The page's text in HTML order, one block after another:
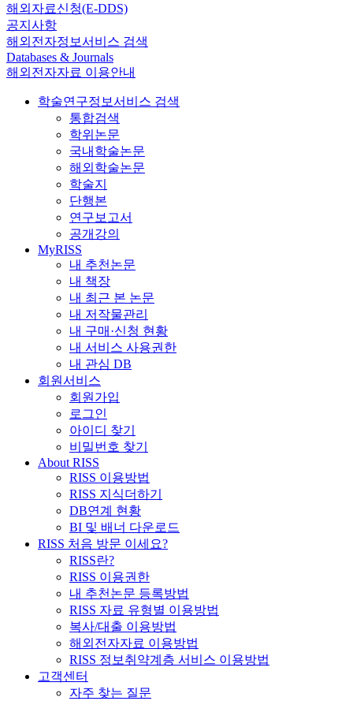
해외자료신청(E-DDS)
공지사항
해외전자정보서비스 검색
Databases & Journals
해외전자자료 이용안내
학술연구정보서비스 검색
통합검색
학위논문
국내학술논문
해외학술논문
학술지
단행본
연구보고서
공개강의
MyRISS
내 추천논문
내 책장
내 최근 본 논문
내 저작물관리
내 구매·신청 현황
내 서비스 사용권한
내 관심 DB
회원서비스
회원가입
로그인
아이디 찾기
비밀번호 찾기
About RISS
RISS 이용방법
RISS 지식더하기
DB연계 현황
BI 및 배너 다운로드
RISS 처음 방문 이세요?
RISS란?
RISS 이용권한
내 추천논문 등록방법
RISS 자료 유형별 이용방법
복사/대출 이용방법
해외전자자료 이용방법
RISS 정보취약계층 서비스 이용방법
고객센터
자주 찾는 질문